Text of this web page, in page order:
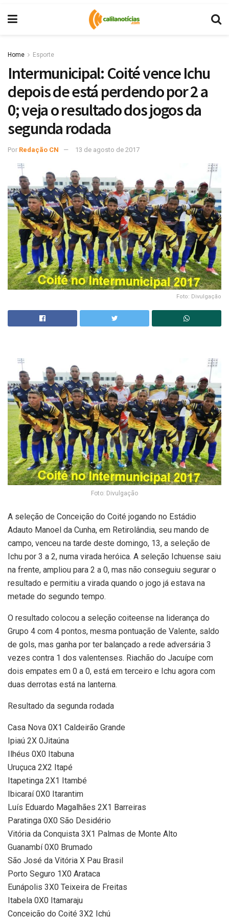
Home Esporte
Intermunicipal: Coité vence Ichu
depois de está perdendo por 2 a
0; veja o resultado dos jogos da
segunda rodada
Por Redação CN 13 de agosto de 2017
Foto: Divulgação
Foto: Divulgação
A seleção de Conceição do Coité jogando no Estádio
Adauto Manoel da Cunha, em Retirolândia, seu mando de
campo, venceu na tarde deste domingo, 13, a seleção de
Ichu por 3 a 2, numa virada heróica. A seleção Ichuense saiu
na frente, ampliou para 2 a 0, mas não conseguiu segurar o
resultado e permitiu a virada quando o jogo já estava na
metade do segundo tempo.
O resultado colocou a seleção coiteense na liderança do
Grupo 4 com 4 pontos, mesma pontuação de Valente, saldo
de gols, mas ganha por ter balançado a rede adversária 3
vezes contra 1 dos valentenses. Riachão do Jacuípe com
dois empates em 0 a 0, está em terceiro e Ichu agora com
duas derrotas está na lanterna.
Resultado da segunda rodada
Casa Nova 0X1 Caldeirão Grande
Ipiaú 2X 0Jitaúna
Ilhéus 0X0 Itabuna
Uruçuca 2X2 Itapé
Itapetinga 2X1 Itambé
Ibicaraí 0X0 Itarantim
Luís Eduardo Magalhães 2X1 Barreiras
Paratinga 0X0 São Desidério
Vitória da Conquista 3X1 Palmas de Monte Alto
Guanambí 0X0 Brumado
São José da Vitória X Pau Brasil
Porto Seguro 1X0 Arataca
Eunápolis 3X0 Teixeira de Freitas
Itabela 0X0 Itamaraju
Conceição do Coité 3X2 Ichú